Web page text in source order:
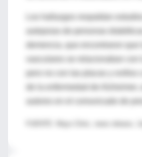
Los hallazgos respaldan